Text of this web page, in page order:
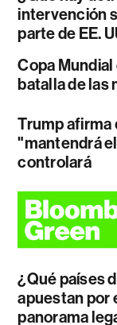
intervención
parte de EE.
Copa Mundial
batalla de las
Trump afirma
"mantendrá
controlará
¿Qué países
apuestan por
panorama